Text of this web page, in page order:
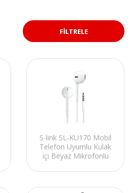
FİLTRELE
S-link SL-KU170 Mobil
Telefon Uyumlu Kulak
içi Beyaz Mikrofonlu